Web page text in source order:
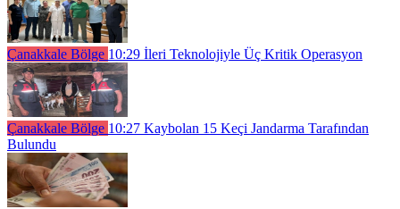
Çanakkale Bölge 10:29 İleri Teknolojiyle Üç Kritik Operasyon
Çanakkale Bölge 10:27 Kaybolan 15 Keçi Jandarma Tarafından
Bulundu